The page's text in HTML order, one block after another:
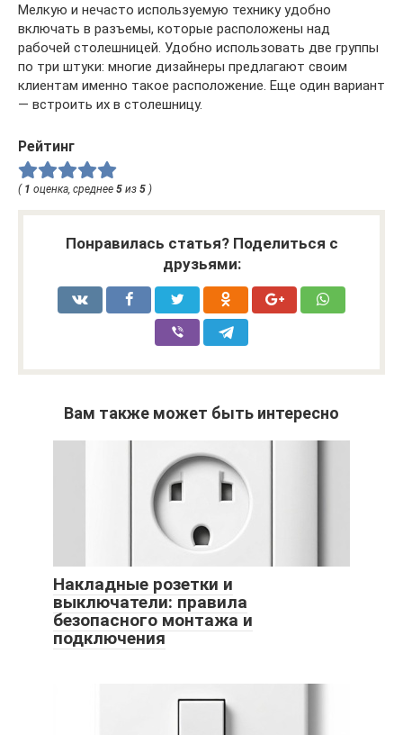
Мелкую и нечасто используемую технику удобно
включать в разъемы, которые расположены над
рабочей столешницей. Удобно использовать две группы
по три штуки: многие дизайнеры предлагают своим
клиентам именно такое расположение. Еще один вариант
— встроить их в столешницу.
Рейтинг
( 1 оценка, среднее 5 из 5 )
Понравилась статья? Поделиться с
друзьями:
Вам также может быть интересно
Накладные розетки и
выключатели: правила
безопасного монтажа и
подключения